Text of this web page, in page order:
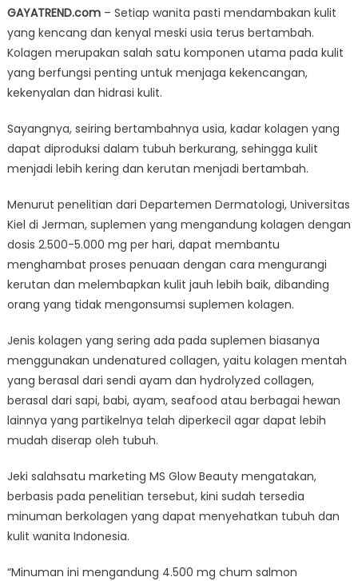
GAYATREND.com – Setiap wanita pasti mendambakan kulit
yang kencang dan kenyal meski usia terus bertambah.
Kolagen merupakan salah satu komponen utama pada kulit
yang berfungsi penting untuk menjaga kekencangan,
kekenyalan dan hidrasi kulit.
Sayangnya, seiring bertambahnya usia, kadar kolagen yang
dapat diproduksi dalam tubuh berkurang, sehingga kulit
menjadi lebih kering dan kerutan menjadi bertambah.
Menurut penelitian dari Departemen Dermatologi, Universitas
Kiel di Jerman, suplemen yang mengandung kolagen dengan
dosis 2.500-5.000 mg per hari, dapat membantu
menghambat proses penuaan dengan cara mengurangi
kerutan dan melembapkan kulit jauh lebih baik, dibanding
orang yang tidak mengonsumsi suplemen kolagen.
Jenis kolagen yang sering ada pada suplemen biasanya
menggunakan undenatured collagen, yaitu kolagen mentah
yang berasal dari sendi ayam dan hydrolyzed collagen,
berasal dari sapi, babi, ayam, seafood atau berbagai hewan
lainnya yang partikelnya telah diperkecil agar dapat lebih
mudah diserap oleh tubuh.
Jeki salahsatu marketing MS Glow Beauty mengatakan,
berbasis pada penelitian tersebut, kini sudah tersedia
minuman berkolagen yang dapat menyehatkan tubuh dan
kulit wanita Indonesia.
“Minuman ini mengandung 4.500 mg chum salmon